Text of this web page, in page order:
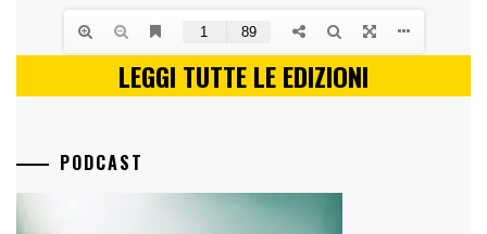
LEGGI TUTTE LE EDIZIONI
PODCAST